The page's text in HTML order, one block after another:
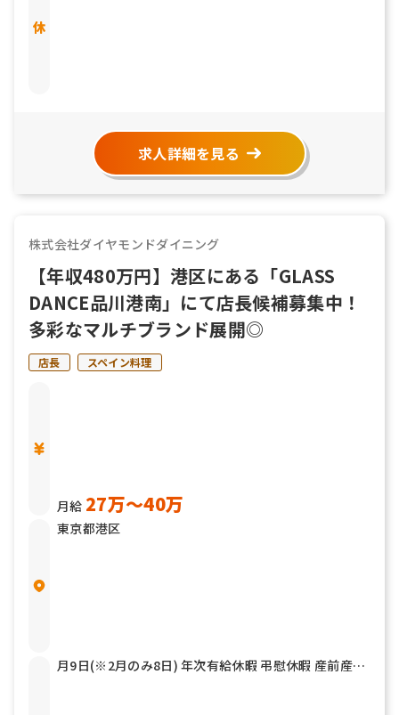
求人詳細を見る
株式会社ダイヤモンドダイニング
【年収480万円】港区にある「GLASS
DANCE品川港南」にて店長候補募集中！
多彩なマルチブランド展開◎
店長 スペイン料理
月給 27万〜40万
東京都港区
月9日(※2月のみ8日) 年次有給休暇 弔慰休暇 産前産後